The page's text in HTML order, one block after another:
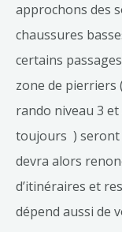
approchons des
chaussures
certains
zone de pierriers
rando niveau 3
toujours ) seront
devra alors
d’itinéraires et
dépend aussi de